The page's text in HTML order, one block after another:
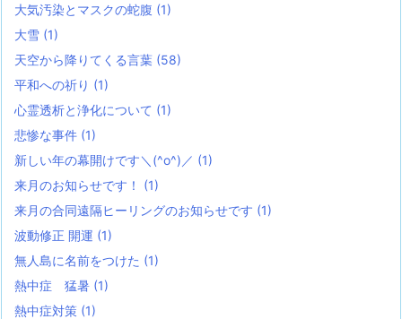
大気汚染とマスクの蛇腹 (1)
大雪 (1)
天空から降りてくる言葉 (58)
平和への祈り (1)
心霊透析と浄化について (1)
悲惨な事件 (1)
新しい年の幕開けです＼(^o^)／ (1)
来月のお知らせです！ (1)
来月の合同遠隔ヒーリングのお知らせです (1)
波動修正 開運 (1)
無人島に名前をつけた (1)
熱中症 猛暑 (1)
熱中症対策 (1)